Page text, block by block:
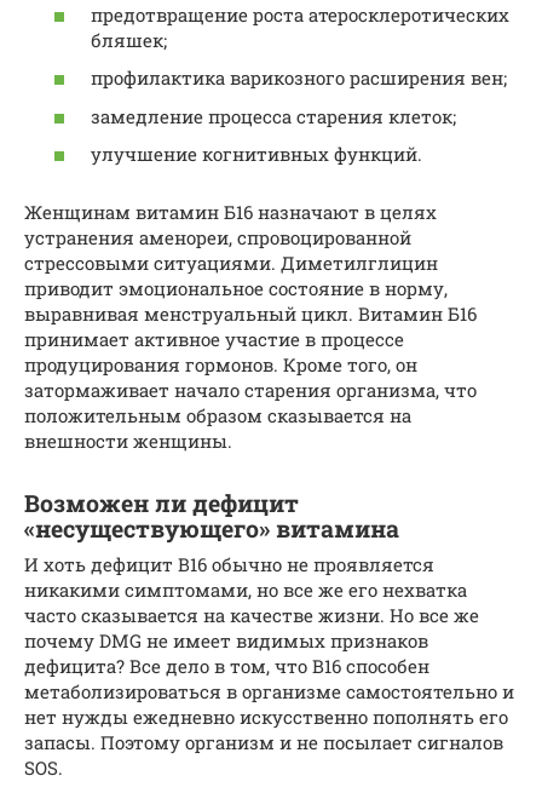
предотвращение роста атеросклеротических
бляшек;
профилактика варикозного расширения вен;
замедление процесса старения клеток;
улучшение когнитивных функций.
Женщинам витамин Б16 назначают в целях
устранения аменореи, спровоцированной
стрессовыми ситуациями. Диметилглицин
приводит эмоциональное состояние в норму,
выравнивая менструальный цикл. Витамин Б16
принимает активное участие в процессе
продуцирования гормонов. Кроме того, он
затормаживает начало старения организма, что
положительным образом сказывается на
внешности женщины.
Возможен ли дефицит
«несуществующего» витамина
И хоть дефицит В16 обычно не проявляется
никакими симптомами, но все же его нехватка
часто сказывается на качестве жизни. Но все же
почему DMG не имеет видимых признаков
дефицита? Все дело в том, что В16 способен
метаболизироваться в организме самостоятельно и
нет нужды ежедневно искусственно пополнять его
запасы. Поэтому организм и не посылает сигналов
SOS.